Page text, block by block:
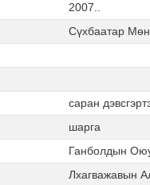
2007..
Сүхбаатар
саран
шарга
Ганболдын
Лхагважавын